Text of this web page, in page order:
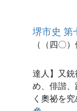
堺市史 第
（（四〇
達人】又
め、俳諧
く奧祕を